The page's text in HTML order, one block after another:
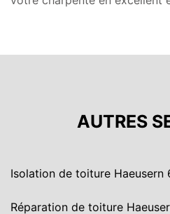
AUTRES
Isolation de toiture Haeusern
Réparation de toiture